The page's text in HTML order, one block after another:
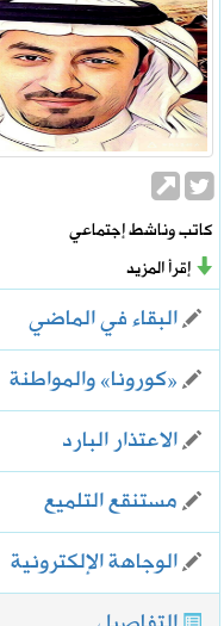
كاتب وناشط إجتماعي
إقرأ المزيد
البقاء في الماضي
«كورونا» والمواطنة
الاعتذار البارد
مستنقع التلميع
الوجاهة الإلكترونية